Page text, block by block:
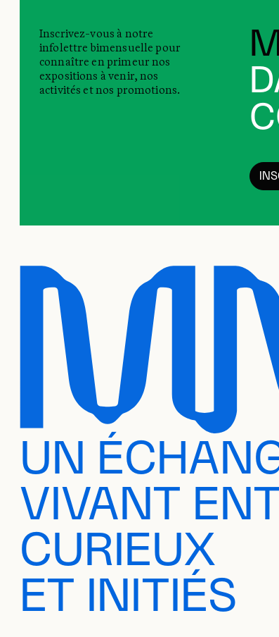
Inscrivez-vous à notre
infolettre bimensuelle pour
connaître en primeur nos
expositions à venir, nos
activités et nos promotions.
UN
VIVANT
CURIEUX
ET INITIÉS